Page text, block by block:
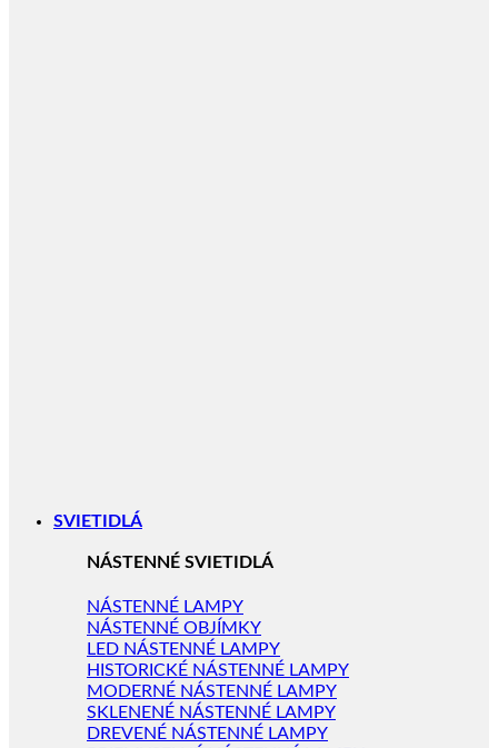
SVIETIDLÁ
NÁSTENNÉ SVIETIDLÁ
NÁSTENNÉ LAMPY
NÁSTENNÉ OBJÍMKY
LED NÁSTENNÉ LAMPY
HISTORICKÉ NÁSTENNÉ LAMPY
MODERNÉ NÁSTENNÉ LAMPY
SKLENENÉ NÁSTENNÉ LAMPY
DREVENÉ NÁSTENNÉ LAMPY